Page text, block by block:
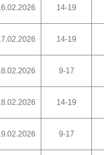
14-19
14-19
9-17
14-19
9-17